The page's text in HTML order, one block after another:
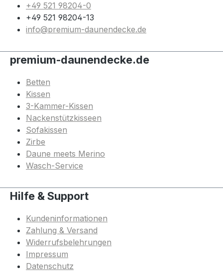
+49 521 98204-0
+49 521 98204-13
info@premium-daunendecke.de
premium-daunendecke.de
Betten
Kissen
3-Kammer-Kissen
Nackenstützkisseen
Sofakissen
Zirbe
Daune meets Merino
Wasch-Service
Hilfe & Support
Kundeninformationen
Zahlung & Versand
Widerrufsbelehrungen
Impressum
Datenschutz